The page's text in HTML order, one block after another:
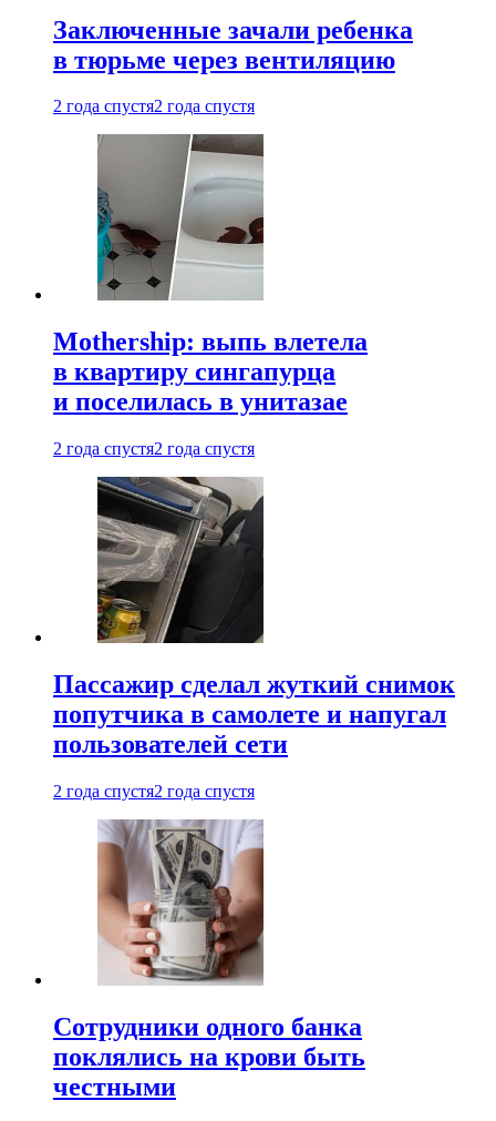
Заключенные зачали ребенка
в тюрьме через вентиляцию
2 года спустя2 года спустя
Mothership: выпь влетела
в квартиру сингапурца
и поселилась в унитазае
2 года спустя2 года спустя
Пассажир сделал жуткий снимок
попутчика в самолете и напугал
пользователей сети
2 года спустя2 года спустя
Сотрудники одного банка
поклялись на крови быть
честными